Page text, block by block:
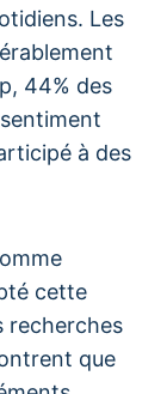
Les
44% des
à des
cette
recherches
que